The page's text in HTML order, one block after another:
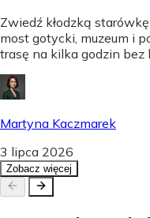
Zwiedź kłodzką
most gotycki, muzeum i
trasę na kilka godzin bez
Martyna Kaczmarek
3 lipca 2026
Zobacz więcej